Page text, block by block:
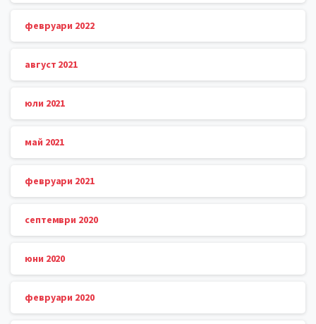
февруари 2022
август 2021
юли 2021
май 2021
февруари 2021
септември 2020
юни 2020
февруари 2020